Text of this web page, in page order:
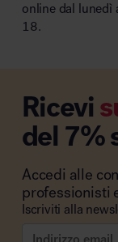
online dal lunedì
18.
Ricevi
del 7%
Accedi alle
professionisti
Iscriviti alla